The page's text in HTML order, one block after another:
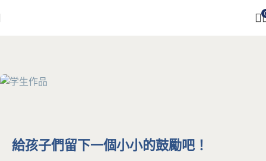
給孩子們留下一個小小的鼓勵吧！